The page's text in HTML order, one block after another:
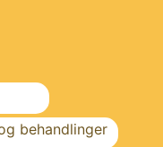
behandlinger